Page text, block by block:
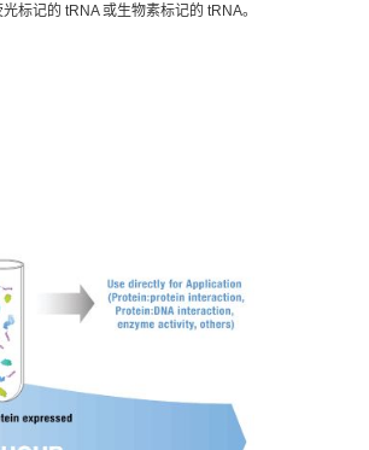
标记的 tRNA 或生物素标记的 tRNA。